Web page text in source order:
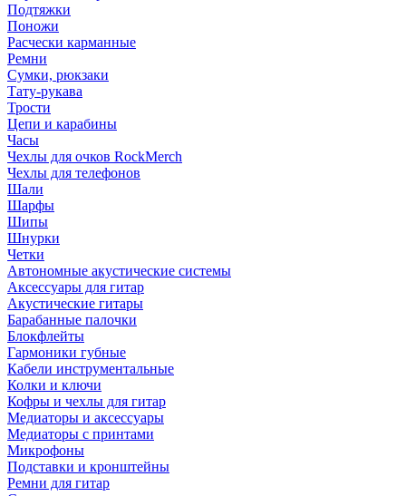
Подтяжки
Поножи
Расчески карманные
Ремни
Сумки, рюкзаки
Тату-рукава
Трости
Цепи и карабины
Часы
Чехлы для очков RockMerch
Чехлы для телефонов
Шали
Шарфы
Шипы
Шнурки
Четки
Автономные акустические системы
Аксессуары для гитар
Акустические гитары
Барабанные палочки
Блокфлейты
Гармоники губные
Кабели инструментальные
Колки и ключи
Кофры и чехлы для гитар
Медиаторы и аксессуары
Медиаторы с принтами
Микрофоны
Подставки и кронштейны
Ремни для гитар